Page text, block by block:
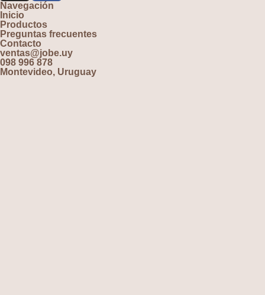
Navegación
Inicio
Productos
Preguntas frecuentes
Contacto
ventas@jobe.uy
098 996 878
Montevideo, Uruguay